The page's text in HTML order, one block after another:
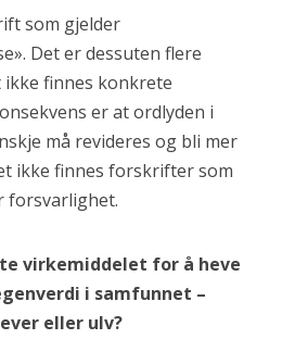
som gjelder
Det er dessuten flere
finnes konkrete
er at ordlyden i
må revideres og bli mer
ikke finnes forskrifter som
forsvarlighet.
virkemiddelet for å heve
i samfunnet –
eller ulv?